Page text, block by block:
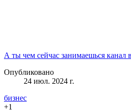
А ты чем сейчас занимаешься канал
Опубликовано
24 июл. 2024 г.
бизнес
+1